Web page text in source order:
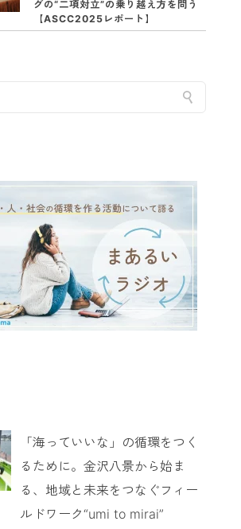
グの“二項対立”の乗り越え方を問う
【ASCC2025レポート】
「海っていいな」の循環をつく
るために。金沢八景から始ま
る、地域と未来をつなぐフィー
ルドワーク“umi to mirai”